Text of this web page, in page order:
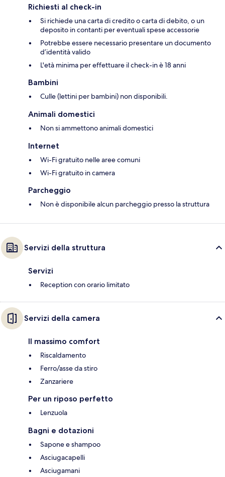
Richiesti al check-in
Si richiede una carta di credito o carta di debito, o un
deposito in contanti per eventuali spese accessorie
Potrebbe essere necessario presentare un documento
d’identità valido
L'età minima per effettuare il check-in è 18 anni
Bambini
Culle (lettini per bambini) non disponibili.
Animali domestici
Non si ammettono animali domestici
Internet
Wi-Fi gratuito nelle aree comuni
Wi-Fi gratuito in camera
Parcheggio
Non è disponibile alcun parcheggio presso la struttura
Servizi della struttura
Servizi
Reception con orario limitato
Servizi della camera
Il massimo comfort
Riscaldamento
Ferro/asse da stiro
Zanzariere
Per un riposo perfetto
Lenzuola
Bagni e dotazioni
Sapone e shampoo
Asciugacapelli
Asciugamani